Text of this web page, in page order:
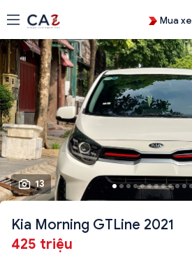
Mua xe
13
Kia Morning GTLine 2021
425 triệu